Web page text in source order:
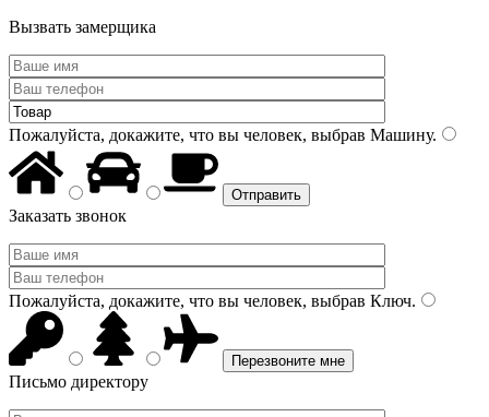
Вызвать замерщика
Пожалуйста, докажите, что вы человек, выбрав Машину.
Заказать звонок
Пожалуйста, докажите, что вы человек, выбрав Ключ.
Письмо директору